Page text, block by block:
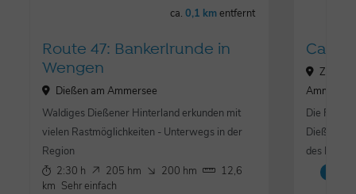
ca.0,1 kmentfernt
Route 47: Bankerlrunde in
Wengen
Dießen am Ammersee
Waldiges Dießener Hinterland erkunden mit
vielen Rastmöglichkeiten - Unterwegs in der
Region
2:30 h
205 hm 200 hm
12,6
km Sehr einfach
Carl
Ammersee
Die
Dießen
des